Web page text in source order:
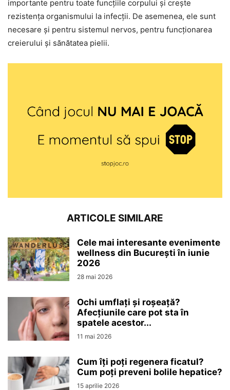
importante pentru toate funcțiile corpului și crește
rezistența organismului la infecții. De asemenea, ele sunt
necesare și pentru sistemul nervos, pentru funcționarea
creierului și sănătatea pielii.
ARTICOLE SIMILARE
Cele mai interesante evenimente
wellness din București în iunie
2026
28 mai 2026
Ochi umflați și roșeață?
Afecțiunile care pot sta în
spatele acestor...
11 mai 2026
Cum îți poți regenera ficatul?
Cum poți preveni bolile hepatice?
15 aprilie 2026